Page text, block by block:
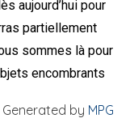
aujourd’hui pour
partiellement
sommes là pour
encombrants
Generated by MPG